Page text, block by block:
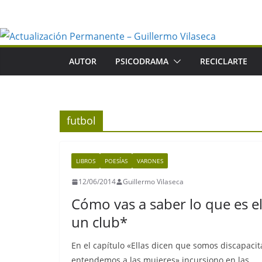
contenido
AUTOR PSICODRAMA RECICLARTE
futbol
LIBROS POESÍAS VARONES
12/06/2014 Guillermo Vilaseca
Cómo vas a saber lo que es
un club*
En el capítulo «Ellas dicen que somos